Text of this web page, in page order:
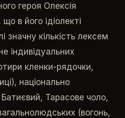
героя Олексія
в його ідіолекті
значну кількість лексем
індивідуальних
кленки-рядочки,
), національно
Батиєвий, Тарасове чоло,
(вогонь,